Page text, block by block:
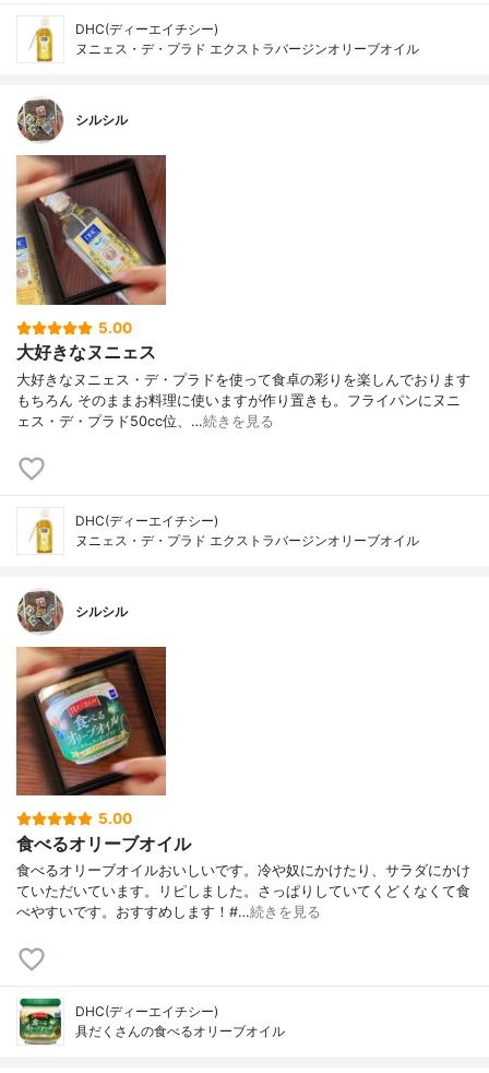
DHC(ディーエイチシー)
ヌニェス・デ・プラド エクストラバージンオリーブオイル
シルシル
5.00
大好きなヌニェス
大好きなヌニェス・デ・プラドを使って食卓の彩りを楽しんでおります
もちろん そのままお料理に使いますが作り置きも。フライパンにヌニ
ェス・デ・プラド50cc位、…続きを見る
DHC(ディーエイチシー)
ヌニェス・デ・プラド エクストラバージンオリーブオイル
シルシル
5.00
食べるオリーブオイル
食べるオリーブオイルおいしいです。冷や奴にかけたり、サラダにかけ
ていただいています。リピしました。さっぱりしていてくどくなくて食
べやすいです。おすすめします！#…続きを見る
DHC(ディーエイチシー)
具だくさんの食べるオリーブオイル